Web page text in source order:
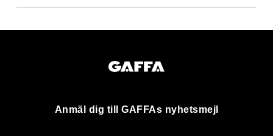
Anmäl dig till GAFFAs nyhetsmejl